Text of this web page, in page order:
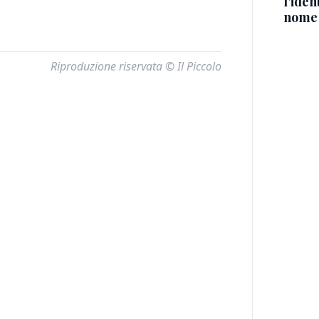
Riproduzione riservata © Il Piccolo
nome